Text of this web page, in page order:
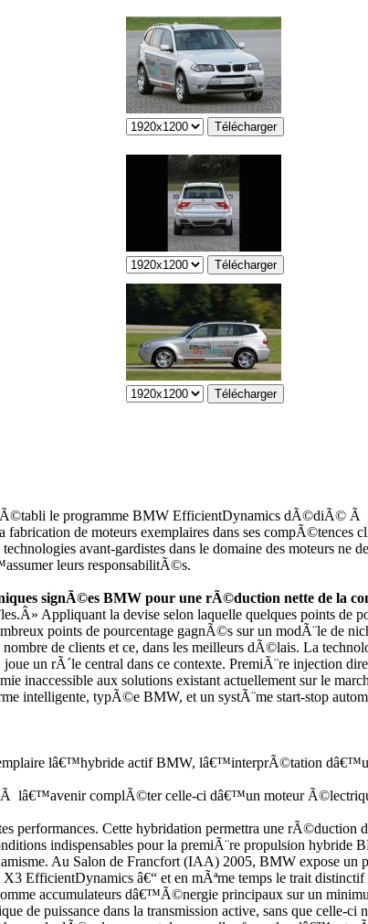
le programme BMW EfficientDynamics dÃ©diÃ© Ã
de moteurs exemplaires dans ses
avant-gardistes dans le domaine des moteurs ne
leurs responsabilitÃ©s.
signÃ©es BMW pour une rÃ©duction nette de la
Appliquant la devise selon laquelle quelques points de
points de pourcentage gagnÃ©s sur un modÃ¨le de
de clients et ce, dans les meilleurs dÃ©lais. La
un rÃ´le central dans ce contexte. PremiÃ¨re injection
inaccessible aux solutions existant actuellement sur le
typÃ©e BMW, et un systÃ¨me start-stop
lâ€™hybride actif BMW, lâ€™interprÃ©tation
Ã lâ€™avenir complÃ©ter celle-ci dâ€™un moteur
Cette hybridation permettra une rÃ©duction
indispensables pour la premiÃ¨re propulsion hybride
Au Salon de Francfort (IAA) 2005, BMW expose un
â€“ et en mÃªme temps le trait distinctif
accumulateurs dâ€™Ã©nergie principaux sur un
puissance dans la transmission active, sans que celle-ci